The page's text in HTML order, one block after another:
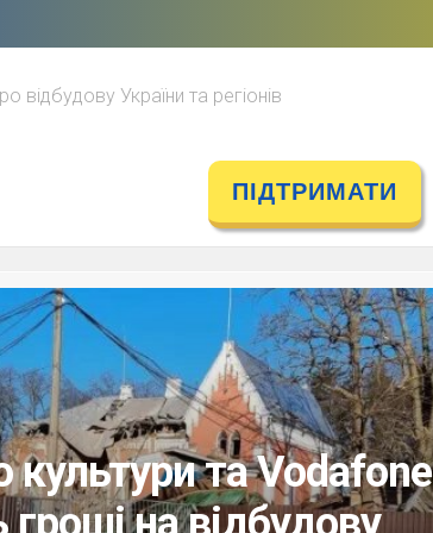
відбудову України та регіонів
ПІДТРИМАТИ
культури та Vodafone